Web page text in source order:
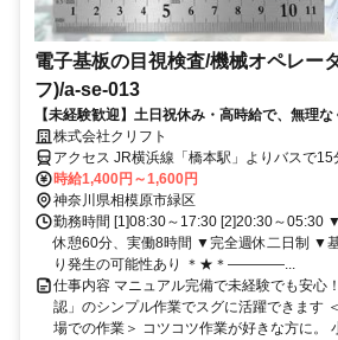
電子基板の目視検査/機械オペレー
フ)/a-se-013
【未経験歓迎】土日祝休み・高時給で、無理
境！株式会社クリフト
アクセス JR横浜線「橋本駅」よりバスで
時給1,400円～1,600円
神奈川県相模原市緑区
勤務時間 [1]08:30～17:30 [2]20:30～05:30
休憩60分、実働8時間 ▼完全週休二日制 ▼
り発生の可能性あり ＊★＊――――...
仕事内容 マニュアル完備で未経験でも安心
認」のシンプル作業でスグに活躍できます
場での作業＞ コツコツ作業が好きな方に。